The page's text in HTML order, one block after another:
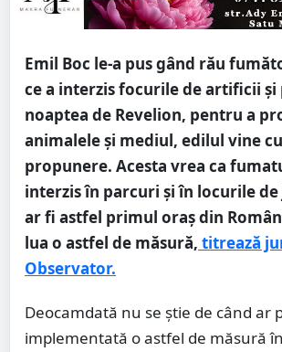
Emil Boc le-a pus gând rău
ce a interzis focurile de artificii şi
noaptea de Revelion, pentru a
animalele și mediul, edilul vine
propunere. Acesta vrea ca
interzis în parcuri şi în locurile de
ar fi astfel primul oraş din
lua o astfel de măsură, titrează
Observator.
Deocamdată nu se ştie de când ar
implementată o astfel de măsură